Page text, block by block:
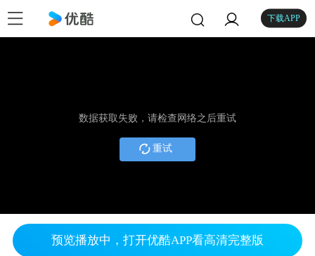
下载APP
数据获取失败，请检查网络之后重试
重试
预览播放中，打开优酷APP看高清完整版